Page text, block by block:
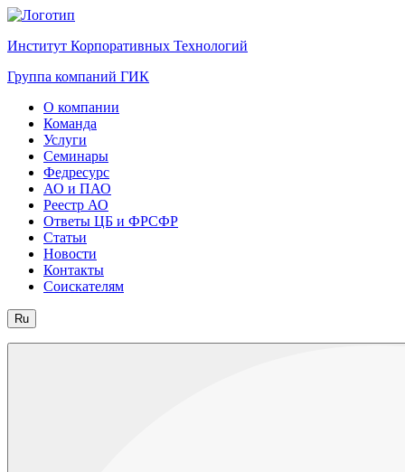
Институт Корпоративных Технологий
Группа компаний ГИК
О компании
Команда
Услуги
Семинары
Федресурс
АО и ПАО
Реестр АО
Ответы ЦБ и ФРСФР
Статьи
Новости
Контакты
Соискателям
Ru